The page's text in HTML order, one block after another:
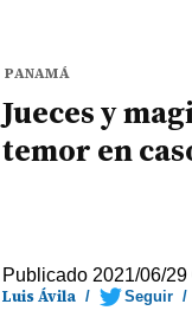
PANAMÁ
Jueces y
temor en
Publicado 2021/06/29
Luis Ávila / Seguir /